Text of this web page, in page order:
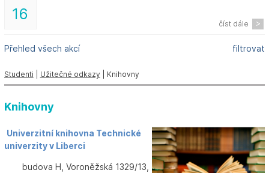
16
číst dále
Přehled všech akcí filtrovat
Studenti Užitečné odkazy | Knihovny
Knihovny
Univerzitní knihovna Technické
univerzity v Liberci
budova H, Voroněžská 1329/13,